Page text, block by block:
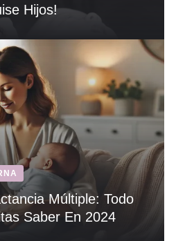
Hijos!
Múltiple: Todo
Saber En 2024